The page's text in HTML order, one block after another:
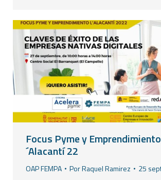
Focus Pyme y
´Alacantí 22
OAP FEMPA PorRaquel Ramirez 25